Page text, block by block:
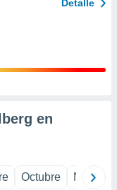
Detalle
en
Octubre